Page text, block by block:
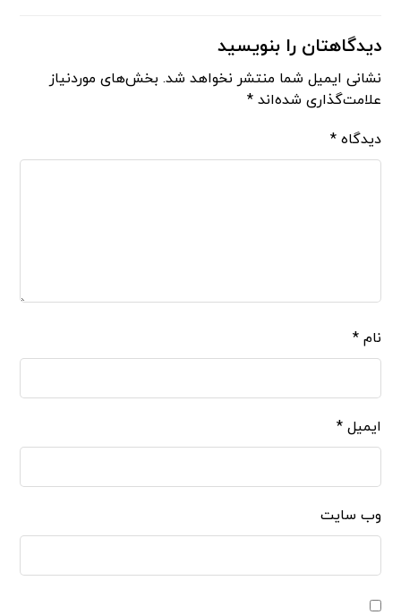
دیدگاهتان را بنویسید
نشانی ایمیل شما منتشر نخواهد شد. بخش‌های موردنیاز
علامت‌گذاری شده‌اند*
دیدگاه*
نام*
ایمیل*
وب‌ سایت